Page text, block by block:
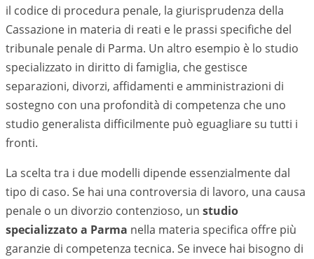
il codice di procedura penale, la giurisprudenza della
Cassazione in materia di reati e le prassi specifiche del
tribunale penale di Parma. Un altro esempio è lo studio
specializzato in diritto di famiglia, che gestisce
separazioni, divorzi, affidamenti e amministrazioni di
sostegno con una profondità di competenza che uno
studio generalista difficilmente può eguagliare su tutti i
fronti.
La scelta tra i due modelli dipende essenzialmente dal
tipo di caso. Se hai una controversia di lavoro, una causa
penale o un divorzio contenzioso, un studio
specializzato a Parma nella materia specifica offre più
garanzie di competenza tecnica. Se invece hai bisogno di